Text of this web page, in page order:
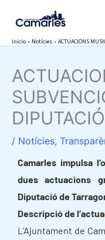
contenido
Inicio Notícies ACTUACIONS
/ Notícies,
Camarles impulsa
dues actuacions
Diputació de
Descripció de
L’Ajuntament de